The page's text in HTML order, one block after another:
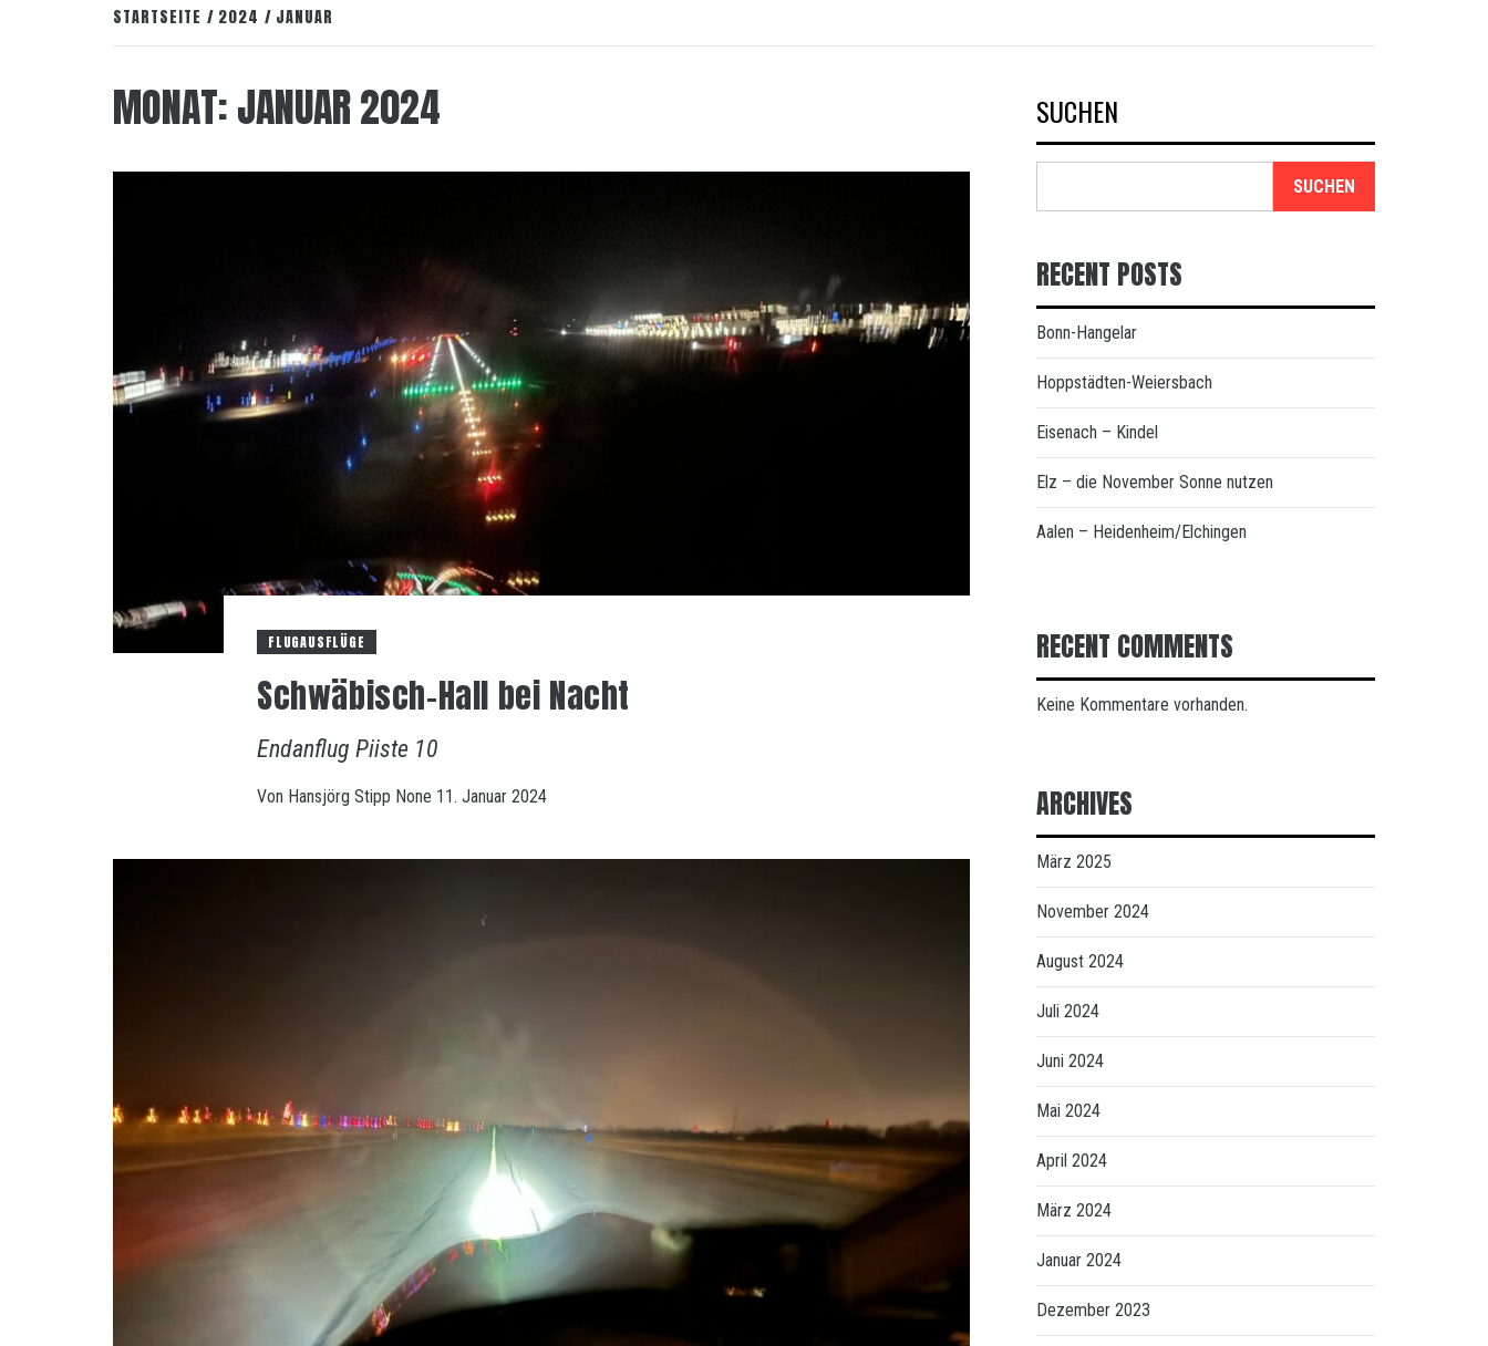
STARTSEITE 2024 JANUAR
MONAT:JANUAR 2024
FLUGAUSFLÜGE
Schwäbisch-Hall bei Nacht
Endanflug Piiste 10
Von Hansjörg Stipp None 11. Januar 2024
SUCHEN
SUCHEN
RECENT POSTS
Bonn-Hangelar
Hoppstädten-Weiersbach
Eisenach – Kindel
Elz – die November Sonne nutzen
Aalen – Heidenheim/Elchingen
RECENT COMMENTS
Keine Kommentare vorhanden.
ARCHIVES
März 2025
November 2024
August 2024
Juli 2024
Juni 2024
Mai 2024
April 2024
März 2024
Januar 2024
Dezember 2023